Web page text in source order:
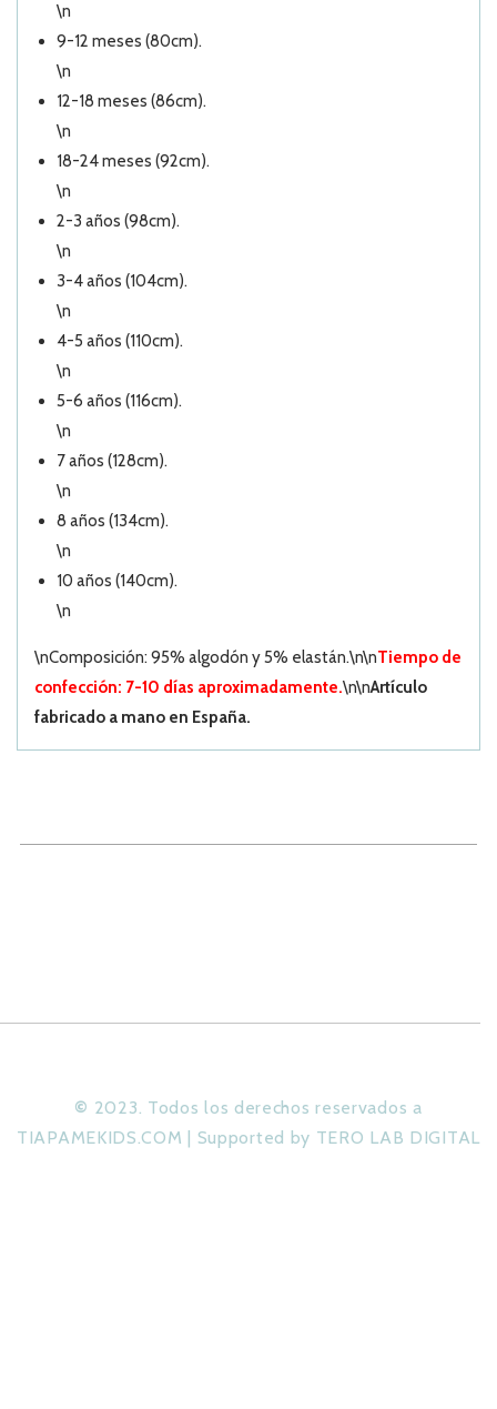
\n
9-12 meses (80cm).
\n
12-18 meses (86cm).
\n
18-24 meses (92cm).
\n
2-3 años (98cm).
\n
3-4 años (104cm).
\n
4-5 años (110cm).
\n
5-6 años (116cm).
\n
7 años (128cm).
\n
8 años (134cm).
\n
10 años (140cm).
\n
\nComposición: 95% algodón y 5% elastán.\n\nTiempo de
confección: 7-10 días aproximadamente.\n\nArtículo
fabricado a mano en España.
© 2023. Todos los derechos reservados a
TIAPAMEKIDS.COM | Supported by TERO LAB DIGITAL